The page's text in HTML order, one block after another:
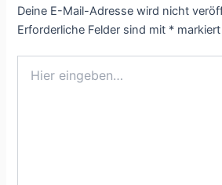
Deine E-Mail-Adresse wird nicht
Erforderliche Felder sind mit * markiert
eingeben…